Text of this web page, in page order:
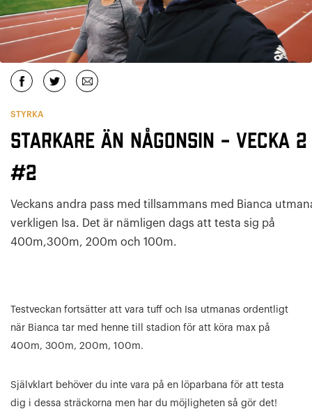
STYRKA
Starkare än någonsin – Vecka 2
#2
Veckans andra pass med tillsammans med Bianca
verkligen Isa. Det är nämligen dags att testa sig på
400m,300m, 200m och 100m.
Testveckan fortsätter att vara tuff och Isa utmanas ordentligt
när Bianca tar med henne till stadion för att köra max på
400m, 300m, 200m, 100m.
Självklart behöver du inte vara på en löparbana för att testa
dig i dessa sträckorna men har du möjligheten så gör det!